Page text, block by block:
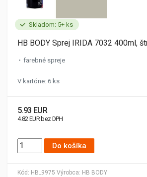
Skladom: 5+ ks
Kód: HB_9975 Výrobca: HB BODY
HB BODY Sprej IRIDA 7032 400ml,
farebné spreje
V kartóne: 6 ks
5.93 EUR
4.82 EUR bez DPH
Do košíka